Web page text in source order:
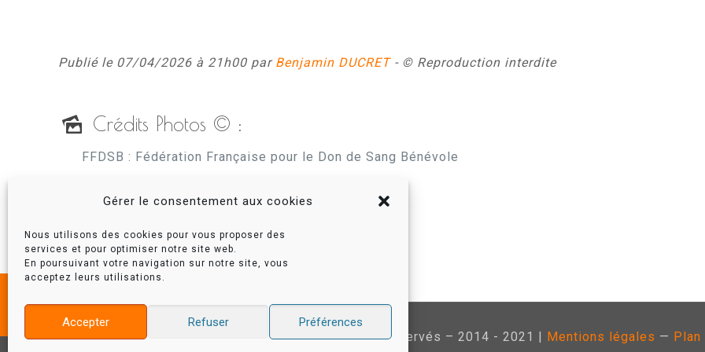
Gérer le consentement aux cookies
Nous utilisons des cookies pour vous proposer des
services et pour optimiser notre site web.
En poursuivant votre navigation sur notre site, vous
acceptez leurs utilisations.
Accepter Refuser Préférences
Publié le 07/04/2026 à 21h00 par Benjamin DUCRET- © Reproduction interdite
Crédits Photos © :
FFDSB : Fédération Française pour le Don de Sang Bénévole
Valro – Mon Valromey © – version 2.0 – tous droits réservés – 2014 - 2021 | Mentions légales — Plan